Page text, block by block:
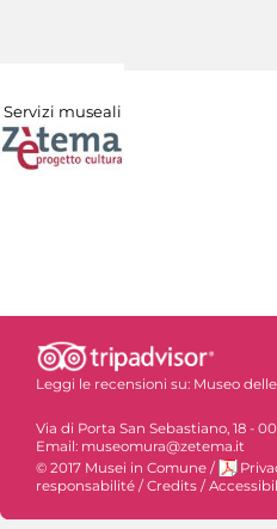
Servizi museali
Leggi le recensioni su: Museo
Via di Porta San Sebastiano, 18 -
Email: museomura@zetema.it
© 2017 Musei in Comune /
responsabilité / Credits /